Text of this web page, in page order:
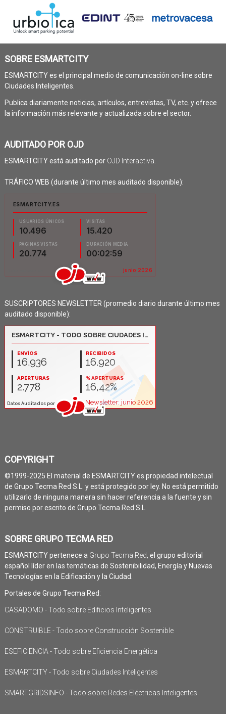
SOBRE ESMARTCITY
ESMARTCITY es el principal medio de comunicación on-line sobre
Ciudades Inteligentes.
Publica diariamente noticias, artículos, entrevistas, TV, etc. y ofrece
la información más relevante y actualizada sobre el sector.
AUDITADO POR OJD
ESMARTCITY está auditado por OJD Interactiva
TRÁFICO WEB (durante último mes auditado disponible):
SUSCRIPTORES NEWSLETTER (promedio diario durante último mes
auditado disponible):
COPYRIGHT
©1999-2025 El material de ESMARTCITY es propiedad intelectual
de Grupo Tecma Red S.L. y está protegido por ley. No está permitido
utilizarlo de ninguna manera sin hacer referencia a la fuente y sin
permiso por escrito de Grupo Tecma Red S.L.
SOBRE GRUPO TECMA RED
ESMARTCITY pertenece a Grupo Tecma Red, el grupo editorial
español líder en las temáticas de Sostenibilidad, Energía y Nuevas
Tecnologías en la Edificación y la Ciudad.
Portales de Grupo Tecma Red:
CASADOMO - Todo sobre Edificios Inteligentes
CONSTRUIBLE - Todo sobre Construcción Sostenible
ESEFICIENCIA - Todo sobre Eficiencia Energética
ESMARTCITY - Todo sobre Ciudades Inteligentes
SMARTGRIDSINFO - Todo sobre Redes Eléctricas Inteligentes